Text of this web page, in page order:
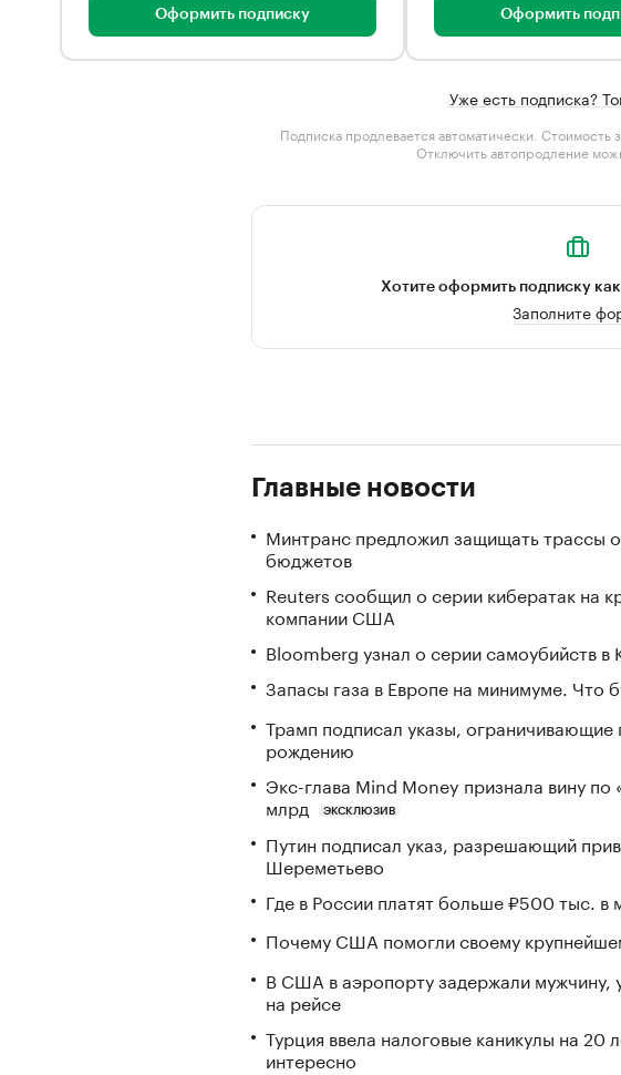
Оформить подписку Оформить
Уже есть подписка?
Подписка продлевается автоматически. Стоимость
Отключить автопродление
Хотите оформить подписку
Заполните
Главные новости
Минтранс предложил защищать трассы
бюджетов
Reuters сообщил о серии кибератак на
компании США
Bloomberg узнал о серии самоубийств
Запасы газа в Европе на минимуме. Что
Трамп подписал указы, ограничивающие
рождению
Экс-глава Mind Money признала вину
млрд
ЭКСКЛЮЗИВ
Путин подписал указ, разрешающий
Шереметьево
Где в России платят больше ₽500 тыс. в
Почему США помогли своему
В США в аэропорту задержали мужчину,
на рейсе
Турция ввела налоговые каникулы на 20
интересно